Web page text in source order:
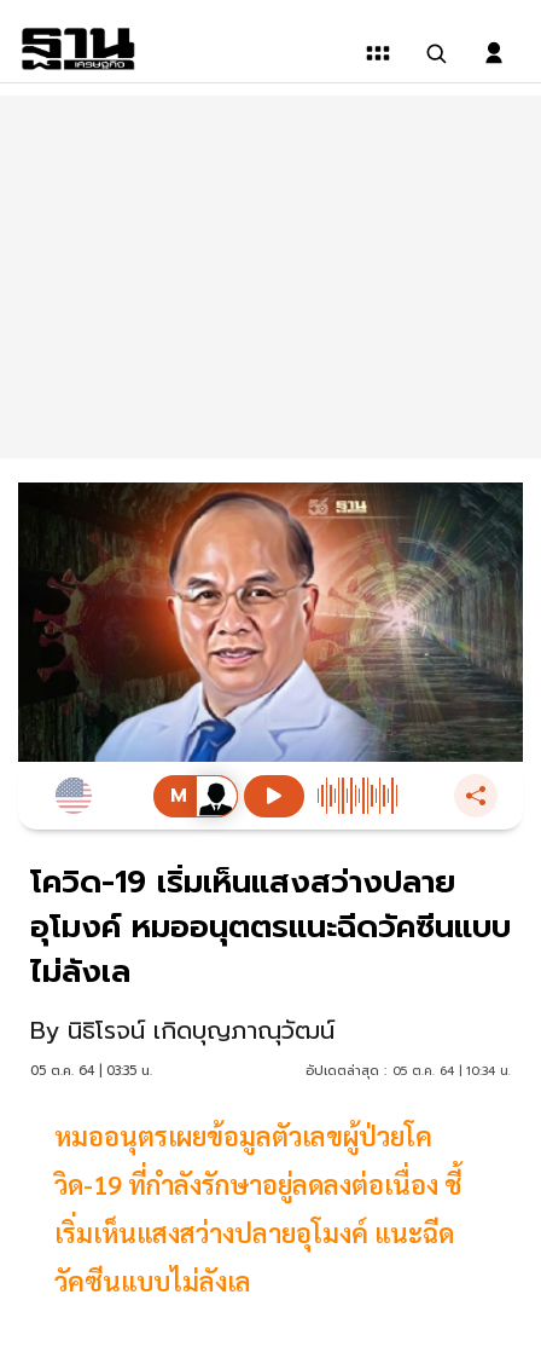
โควิด-19 เริ่มเห็นแสงสว่างปลาย
อุโมงค์ หมออนุตตรแนะฉีดวัคซีนแบบ
ไม่ลังเล
By นิธิโรจน์ เกิดบุญภาณุวัฒน์
05 ต.ค. 64 | 03:35 น. อัปเดตล่าสุด : 05 ต.ค. 64 | 10:34 น.
หมออนุตรเผยข้อมูลตัวเลขผู้ป่วยโค
วิด-19 ที่กำลังรักษาอยู่ลดลงต่อเนื่อง ชี้
เริ่มเห็นแสงสว่างปลายอุโมงค์ แนะฉีด
วัคซีนแบบไม่ลังเล